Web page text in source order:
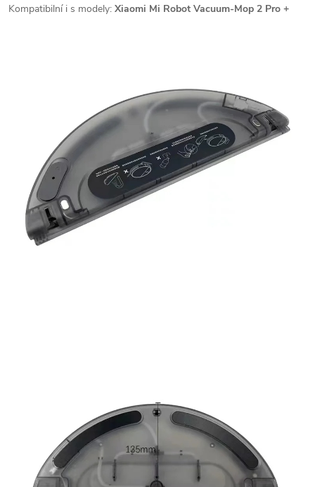
Kompatibilní i s modely: Xiaomi Mi Robot Vacuum-Mop 2 Pro +